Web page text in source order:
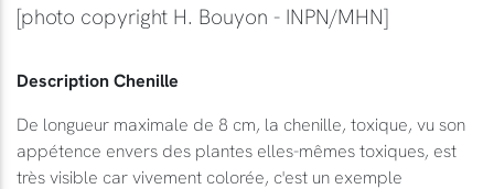
[photo copyright H. Bouyon - INPN/MHN]
Description Chenille
De longueur maximale de 8 cm, la chenille, toxique, vu son
appétence envers des plantes elles-mêmes toxiques, est
très visible car vivement colorée, c'est un exemple